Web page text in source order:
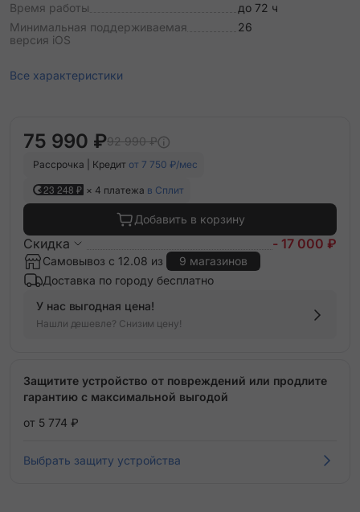
Время работы
до 72 ч
Минимальная поддерживаемая
версия iOS
26
Все характеристики
75 990 ₽92 990 ₽
Рассрочка | Кредит от 7 750 ₽/мес
23 248 ₽ × 4 платежа в Сплит
Добавить в корзину
Скидка - 17 000 ₽
Самовывоз с 12.08 из
9 магазинов
Доставка по городу бесплатно
У нас выгодная цена!
Нашли дешевле? Снизим цену!
Защитите устройство от повреждений или продлите
гарантию с максимальной выгодой
от 5 774 ₽
Выбрать защиту устройства